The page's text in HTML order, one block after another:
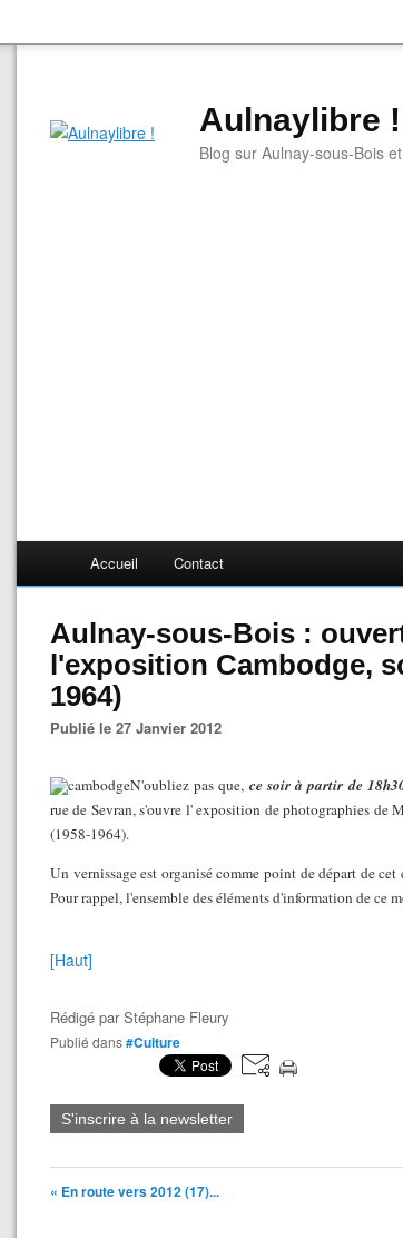
Aulnaylibre !
Blog sur Aulnay-sous-Bois
Accueil Contact
Aulnay-sous-Bois :
l'exposition Cambodge,
1964)
Publié le 27 Janvier 2012
N'oubliez pas que, ce soir à partir de
rue de Sevran, s'ouvre l' exposition de photographies
(1958-1964).
Un vernissage est organisé comme point de départ de cet
Pour rappel, l'ensemble des éléments d'information de ce
[Haut]
Rédigé parStéphane Fleury
Publié dans#Culture
S'inscrire à la newsletter
« En route vers 2012 (17)...